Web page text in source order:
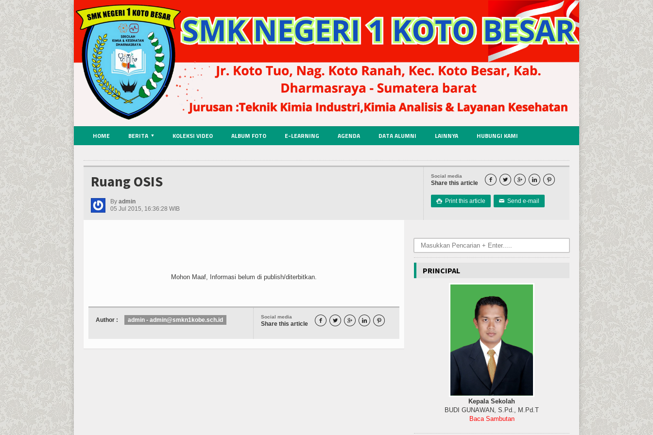
HOME BERITA KOLEKSI VIDEO ALBUM FOTO E-LEARNING AGENDA DATA ALUMNI LAINNYA HUBUNGI KAMI
Social media
Share this article     
 Print this article ✉ Send e-mail
Ruang OSIS
By admin
05 Jul 2015, 16:36:28 WIB
Mohon Maaf, Informasi belum di publish/diterbitkan.
Social media
Share this article     
Author : admin - admin@smkn1kobe.sch.id
PRINCIPAL
Kepala Sekolah
BUDI GUNAWAN, S.Pd., M.Pd.T
Baca Sambutan